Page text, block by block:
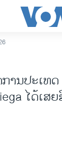
າທີບໍດີ ສະຫະລັດ
ານປະ​ເທ
ໄດ້ເສ